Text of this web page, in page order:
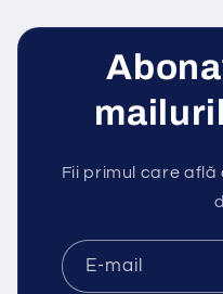
Fii primul care
E-mail